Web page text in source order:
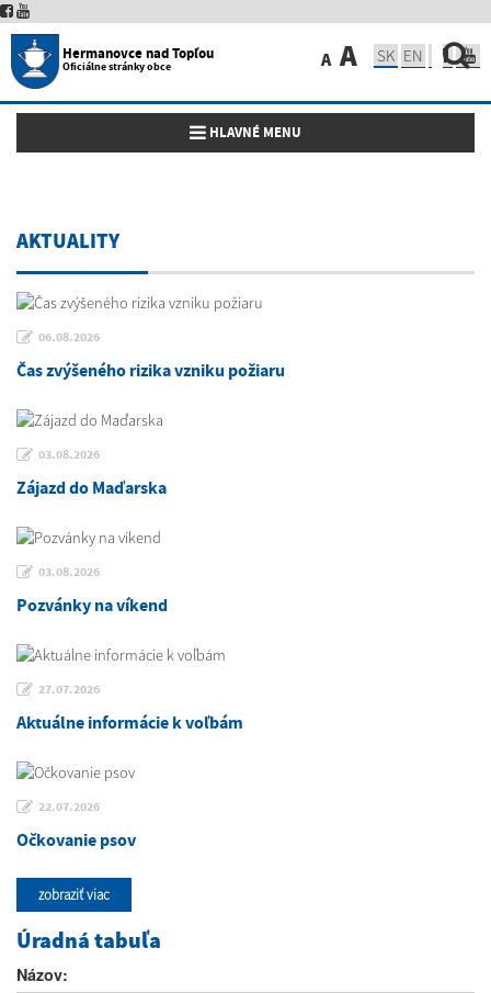
Hermanovce nad Topľou
Oficiálne stránky obce A A SK EN
Toggle navigation
HLAVNÉ MENU
AKTUALITY
06.08.2026
Čas zvýšeného rizika vzniku požiaru
03.08.2026
Zájazd do Maďarska
03.08.2026
Pozvánky na víkend
27.07.2026
Aktuálne informácie k voľbám
22.07.2026
Očkovanie psov
zobraziť viac
Úradná tabuľa
Názov: